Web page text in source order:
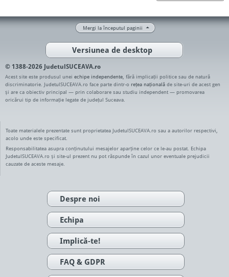
Mergi la începutul paginii
Versiunea de desktop
© 1388-2026 JudetulSUCEAVA.ro
Acest site este produsul unei echipe independente , fără implicații politice sau de natură
discriminatorie. JudetulSUCEAVA.ro face parte dintr-o rețea națională de site-uri de acest gen
și are ca obiectiv principal — prin colaborare sau studiu independent — promovarea
oricărui tip de informație legate de județul Suceava.
Toate materialele prezentate sunt proprietatea JudetulSUCEAVA.ro sau a autorilor respectivi,
acolo unde este specificat.
Responsabilitatea asupra conținutului mesajelor aparține celor ce le-au postat. Echipa
JudetulSUCEAVA.ro și site-ul prezent nu pot răspunde în cazul unor eventuale prejudicii
cauzate de aceste mesaje.
Despre noi
Echipa
Implică-te!
FAQ & GDPR